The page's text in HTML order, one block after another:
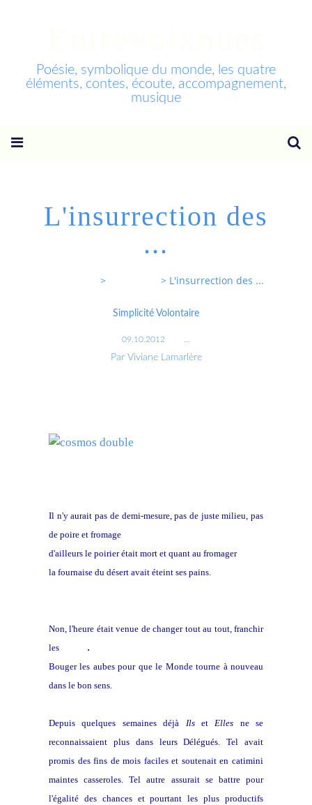
Poésie, symbolique du monde, les quatre
éléments, contes, écoute, accompagnement,
musique
L'insurrection des
...
> > L'insurrection des ...
Simplicité Volontaire
09.10.2012
Par Viviane Lamarlère
Il n'y aurait pas de demi-mesure, pas de juste milieu, pas
de poire et fromage
d'ailleurs le poirier était mort et quant au fromager
la fournaise du désert avait éteint ses pains.
Non, l'heure était venue de changer tout au tout, franchir
les
.
Bouger les aubes pour que le Monde tourne à nouveau
dans le bon sens.
Depuis quelques semaines déjà Ilset Elles ne se
reconnaissaient plus dans leurs Délégués. Tel avait
promis des fins de mois faciles et soutenait en catimini
maintes casseroles. Tel autre assurait se battre pour
l'égalité des chances et pourtant les plus productifs